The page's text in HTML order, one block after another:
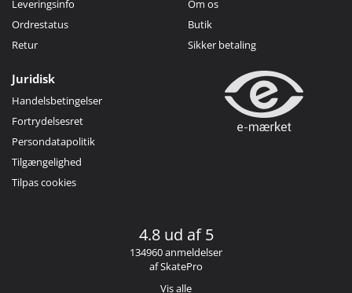
Leveringsinfo
Ordrestatus
Retur
Om os
Butik
Sikker betaling
Juridisk
Handelsbetingelser
Fortrydelsesret
Persondatapolitik
Tilgængelighed
Tilpas cookies
4.8 ud af 5
134960 anmeldelser
af SkatePro
Vis alle